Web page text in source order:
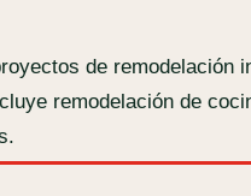
de
remodelación de